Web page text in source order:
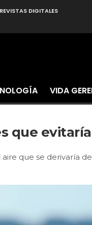
REVISTAS DIGITALES
VIDA
que
que se derivaría